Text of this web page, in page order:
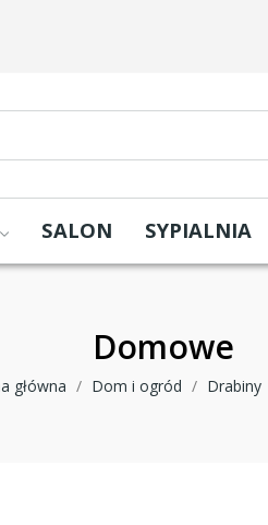
SALON SYPIALNIA
Domowe
główna Dom i ogród Drabiny